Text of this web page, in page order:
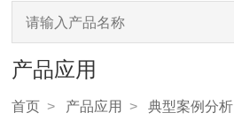
产品应用
首页 > 产品应用 >典型案例分析